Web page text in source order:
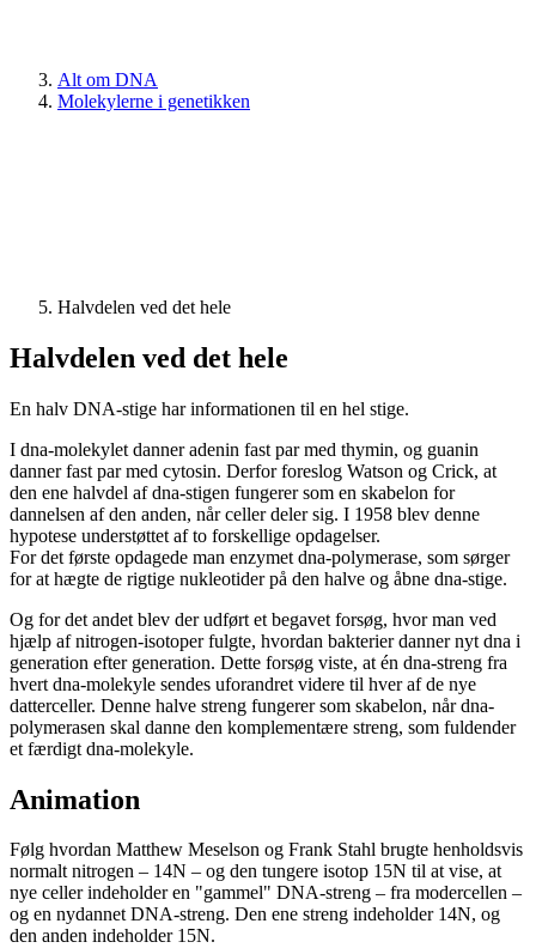
Alt om DNA
Molekylerne i genetikken
Halvdelen ved det hele
Halvdelen ved det hele
En halv DNA-stige har informationen til en hel stige.
I dna-molekylet danner adenin fast par med thymin, og guanin
danner fast par med cytosin. Derfor foreslog Watson og Crick, at
den ene halvdel af dna-stigen fungerer som en skabelon for
dannelsen af den anden, når celler deler sig. I 1958 blev denne
hypotese understøttet af to forskellige opdagelser.
For det første opdagede man enzymet dna-polymerase, som sørger
for at hægte de rigtige nukleotider på den halve og åbne dna-stige.
Og for det andet blev der udført et begavet forsøg, hvor man ved
hjælp af nitrogen-isotoper fulgte, hvordan bakterier danner nyt dna i
generation efter generation. Dette forsøg viste, at én dna-streng fra
hvert dna-molekyle sendes uforandret videre til hver af de nye
datterceller. Denne halve streng fungerer som skabelon, når dna-
polymerasen skal danne den komplementære streng, som fuldender
et færdigt dna-molekyle.
Animation
Følg hvordan Matthew Meselson og Frank Stahl brugte henholdsvis
normalt nitrogen – 14N – og den tungere isotop 15N til at vise, at
nye celler indeholder en "gammel" DNA-streng – fra modercellen –
og en nydannet DNA-streng. Den ene streng indeholder 14N, og
den anden indeholder 15N.